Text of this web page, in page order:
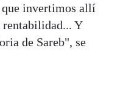
que invertimos allí
rentabilidad... Y
de Sareb", se